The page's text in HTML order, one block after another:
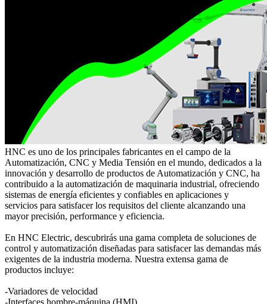
HNC es uno de los principales fabricantes en el campo de la
Automatización, CNC y Media Tensión en el mundo, dedicados a la
innovación y desarrollo de productos de Automatización y CNC, ha
contribuido a la automatización de maquinaria industrial, ofreciendo
sistemas de energía eficientes y confiables en aplicaciones y
servicios para satisfacer los requisitos del cliente alcanzando una
mayor precisión, performance y eficiencia.
En HNC Electric, descubrirás una gama completa de soluciones de
control y automatización diseñadas para satisfacer las demandas más
exigentes de la industria moderna. Nuestra extensa gama de
productos incluye:
-Variadores de velocidad
-Interfaces hombre-máquina (HMI)